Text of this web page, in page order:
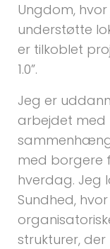
Ungdom,
understøtte
er tilkoblet
1.0”.
Jeg er
arbejdet med
med borgere
hverdag.
Sundhed,
strukturer,